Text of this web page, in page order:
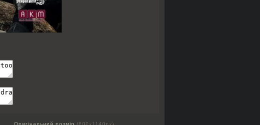
Оригінальний розмір (800x1140px)